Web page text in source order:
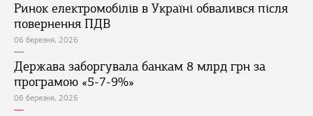
Ринок електромобілів в Україні обвалився після
повернення ПДВ
06 березня, 2026
Держава заборгувала банкам 8 млрд грн за
програмою «5-7-9%»
06 березня, 2026